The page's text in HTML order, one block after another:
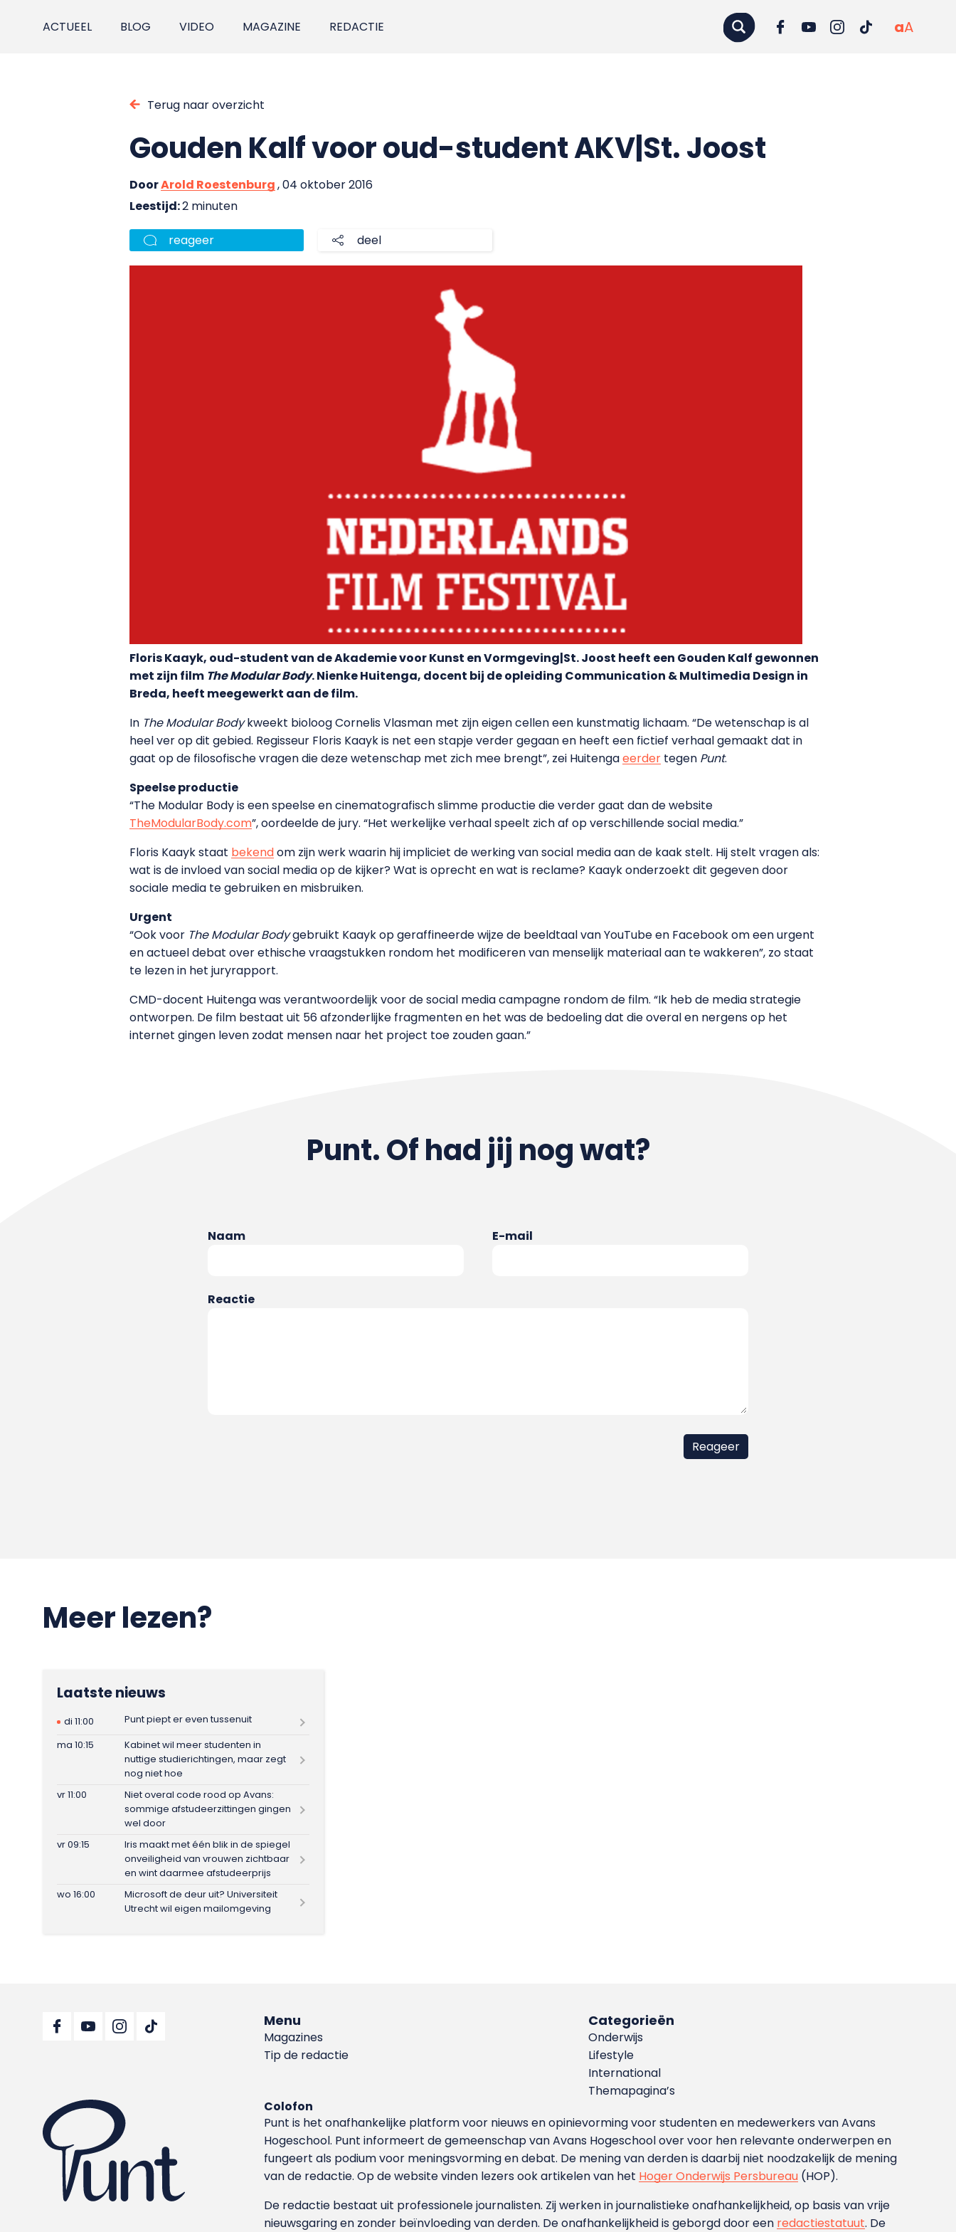
ACTUEEL BLOG VIDEO MAGAZINE REDACTIE aA
Terug naar overzicht
Gouden Kalf voor oud-student AKV|St. Joost
DoorArold Roestenburg, 04 oktober 2016
Leestijd:2 minuten
reageer deel
Floris Kaayk, oud-student van de Akademie voor Kunst en Vormgeving|St. Joost heeft een Gouden Kalf gewonnen
met zijn film The Modular Body. Nienke Huitenga, docent bij de opleiding Communication & Multimedia Design in
Breda, heeft meegewerkt aan de film.
In The Modular Bodykweekt bioloog Cornelis Vlasman met zijn eigen cellen een kunstmatig lichaam. “De wetenschap is al
heel ver op dit gebied. Regisseur Floris Kaayk is net een stapje verder gegaan en heeft een fictief verhaal gemaakt dat in
gaat op de filosofische vragen die deze wetenschap met zich mee brengt”, zei Huitengaeerder tegen Punt.
Speelse productie
“The Modular Body is een speelse en cinematografisch slimme productie die verder gaat dan de website
TheModularBody.com”, oordeelde de jury. “Het werkelijke verhaal speelt zich af op verschillende social media.”
Floris Kaayk staat bekendom zijn werk waarin hij impliciet de werking van social media aan de kaak stelt. Hij stelt vragen als:
wat is de invloed van social media op de kijker? Wat is oprecht en wat is reclame? Kaayk onderzoekt dit gegeven door
sociale media te gebruiken en misbruiken.
Urgent
“Ook voor The Modular Bodygebruikt Kaayk op geraffineerde wijze de beeldtaal van YouTube en Facebook om een urgent
en actueel debat over ethische vraagstukken rondom het modificeren van menselijk materiaal aan te wakkeren”, zo staat
te lezen in het juryrapport.
CMD-docent Huitenga was verantwoordelijk voor de social media campagne rondom de film. “Ik heb de media strategie
ontworpen. De film bestaat uit 56 afzonderlijke fragmenten en het was de bedoeling dat die overal en nergens op het
internet gingen leven zodat mensen naar het project toe zouden gaan.”
Punt. Of had jij nog wat?
Naam E-mail
Reactie
Meer lezen?
Laatste nieuws
di 11:00
Punt piept er even tussenuit
ma 10:15
Kabinet wil meer studenten in
nuttige studierichtingen, maar zegt
nog niet hoe
vr 11:00
Niet overal code rood op Avans:
sommige afstudeerzittingen gingen
wel door
vr 09:15
Iris maakt met één blik in de spiegel
onveiligheid van vrouwen zichtbaar
en wint daarmee afstudeerprijs
wo 16:00
Microsoft de deur uit? Universiteit
Utrecht wil eigen mailomgeving
Menu
Magazines
Tip de redactie
Categorieën
Onderwijs
Lifestyle
International
Themapagina’s
Colofon
Punt is het onafhankelijke platform voor nieuws en opinievorming voor studenten en medewerkers van Avans
Hoge­school. Punt informeert de gemeenschap van Avans Hogeschool over voor hen relevante onderwerpen en
fungeert als podium voor meningsvorming en debat. De mening van derden is daarbij niet noodzakelijk de mening
van de redactie. Op de website vinden lezers ook artikelen van het Hoger Onderwijs Persbureau (HOP).
De redactie bestaat uit professionele journalisten. Zij werken in journalistieke onafhankelijkheid, op basis van vrije
nieuwsgaring en zonder beïnvloeding van derden. De onafhankelijkheid is geborgd door een redactiestatuut. De